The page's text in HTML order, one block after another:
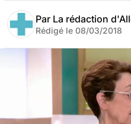
Par La rédaction
Rédigé le 08/03/2018